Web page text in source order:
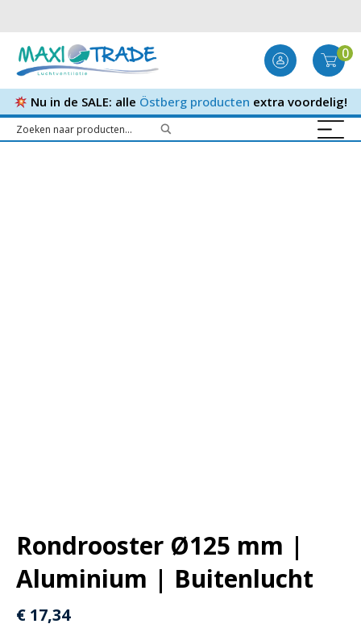
0
Nu in de SALE: alle Östberg producten extra voordelig!
Rondrooster Ø125 mm |
Aluminium | Buitenlucht
€ 17,34